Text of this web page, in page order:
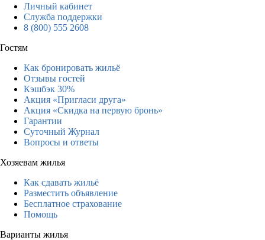
Личный кабинет
Служба поддержки
8 (800) 555 2608
Гостям
Как бронировать жильё
Отзывы гостей
Кэшбэк 30%
Акция «Пригласи друга»
Акция «Скидка на первую бронь»
Гарантии
Суточный Журнал
Вопросы и ответы
Хозяевам жилья
Как сдавать жильё
Разместить объявление
Бесплатное страхование
Помощь
Варианты жилья